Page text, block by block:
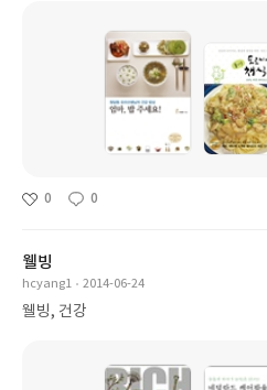
0 0
웰빙
hcyang1 2014-06-24
웰빙, 건강